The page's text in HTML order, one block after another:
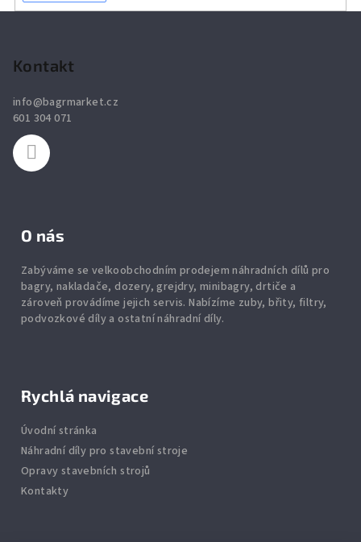
Kontakt
info@bagrmarket.cz
601 304 071
O nás
Zabýváme se velkoobchodním prodejem náhradních dílů pro
bagry, nakladače, dozery, grejdry, minibagry, drtiče a
zároveň provádíme jejich servis. Nabízíme zuby,břity,filtry,
podvozkové díly a ostatní náhradní díly.
Rychlá navigace
Úvodní stránka
Náhradní díly pro stavební stroje
Opravy stavebních strojů
Kontakty